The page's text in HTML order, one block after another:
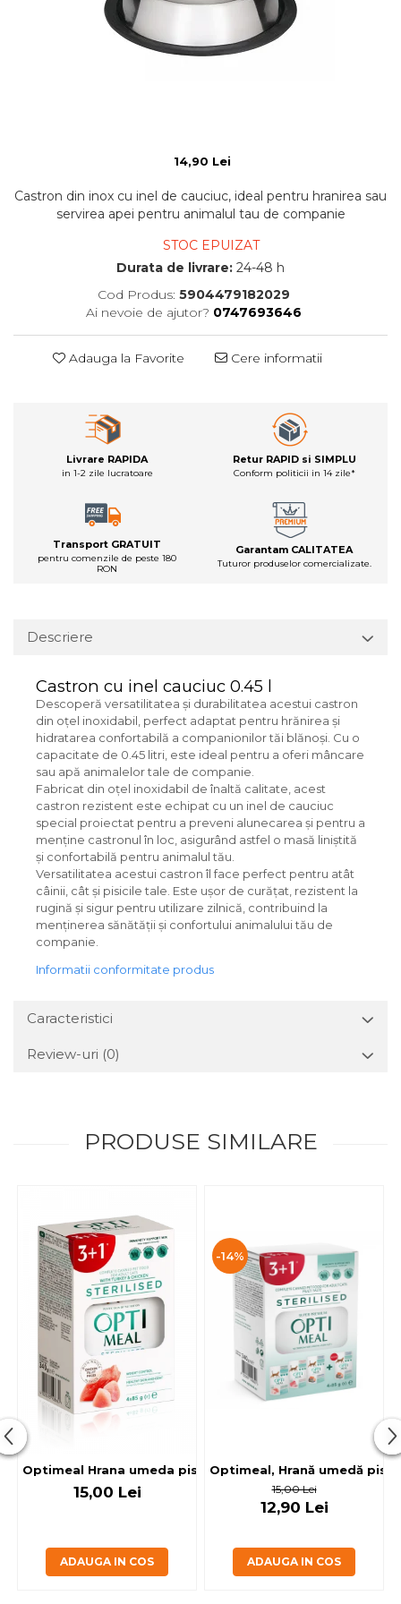
14,90 Lei
Castron din inox cu inel de cauciuc, ideal pentru hranirea sau
servirea apei pentru animalul tau de companie
STOC EPUIZAT
Durata de livrare: 24-48 h
Cod Produs: 5904479182029
Ai nevoie de ajutor? 0747693646
Adauga la Favorite Cere informatii
Livrare RAPIDA
in 1-2 zile lucratoare
Retur RAPID si SIMPLU
Conform politicii in 14 zile*
Transport GRATUIT
pentru comenzile de peste 180
RON
Garantam CALITATEA
Tuturor produselor comercializate.
Descriere
Castron cu inel cauciuc 0.45 l
Descoperă versatilitatea și durabilitatea acestui castron
din oțel inoxidabil, perfect adaptat pentru hrănirea și
hidratarea confortabilă a companionilor tăi blănoși. Cu o
capacitate de 0.45 litri, este ideal pentru a oferi mâncare
sau apă animalelor tale de companie.
Fabricat din oțel inoxidabil de înaltă calitate, acest
castron rezistent este echipat cu un inel de cauciuc
special proiectat pentru a preveni alunecarea și pentru a
menține castronul în loc, asigurând astfel o masă liniștită
și confortabilă pentru animalul tău.
Versatilitatea acestui castron îl face perfect pentru atât
câinii, cât și pisicile tale. Este ușor de curățat, rezistent la
rugină și sigur pentru utilizare zilnică, contribuind la
menținerea sănătății și confortului animalului tău de
companie.
Informatii conformitate produs
Caracteristici
Review-uri (0)
PRODUSE SIMILARE
Optimeal Hrana umeda pisici
15,00 Lei
ADAUGA IN COS
-14%
Optimeal, Hrană umedă
15,00 Lei
12,90 Lei
ADAUGA IN COS